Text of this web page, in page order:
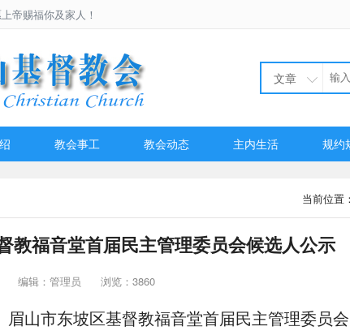
帝赐福你及家人！
文章
教会事工 教会动态 主内生活 规约
当前位置：
教福音堂首届民主管理委员会候选人公示
编辑：管理员 浏览：3860
眉山市东坡区基督教福音堂首届民主管理委员会